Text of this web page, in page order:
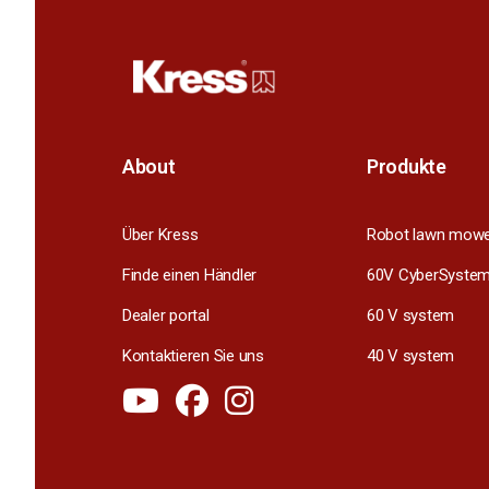
About
Über Kress
Finde einen Händler
Dealer portal
Kontaktieren Sie uns
Produkte
Robot lawn
60V CyberSystem
60 V system
40 V system